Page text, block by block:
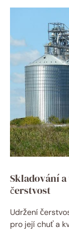
Skladování
čerstvost
Udržení
pro její chuť a